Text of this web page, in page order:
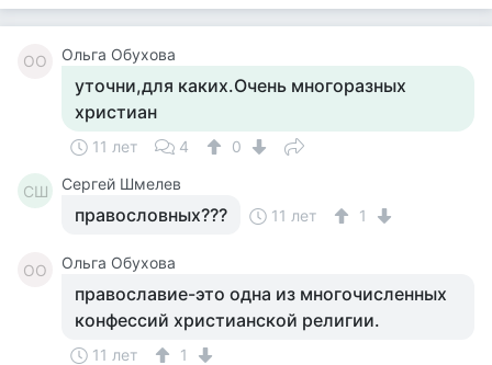
ОО Ольга Обухова
уточни,для каких.Очень многоразных
христиан
11 лет 4 0
СШ Сергей Шмелев
правословных??? 11 лет 1
ОО Ольга Обухова
православие-это одна из многочисленных
конфессий христианской религии.
11 лет 1